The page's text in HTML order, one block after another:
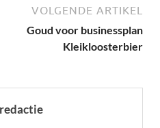
VOLGENDE ARTIKEL
Goud voor businessplan
Kleikloosterbier